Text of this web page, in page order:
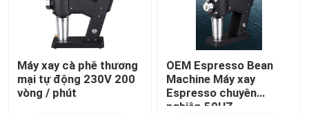
Máy xay cà phê thương
mại tự động 230V 200
vòng / phút
OEM Espresso Bean
Machine Máy xay
Espresso chuyên
nghiệp 50HZ